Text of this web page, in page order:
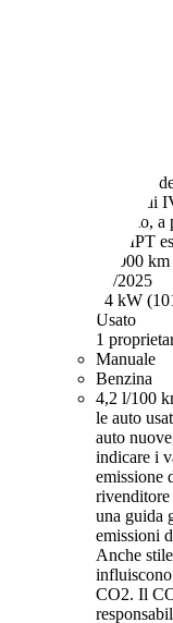
IVA
comprensivo di
finanziamento,
proprietà e IPT
15.000 km
03/2025
74 kW
Usato
1
Manuale
Benzina
4,2 l/100
le auto
auto
indicare i
emissione
rivenditore
una guida
emissioni
Anche
CO2. Il